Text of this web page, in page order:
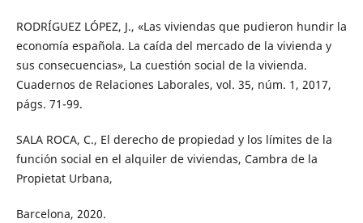
RODRÍGUEZ LÓPEZ, J., «Las viviendas que pudieron hundir la
economía española. La caída del mercado de la vivienda y
sus consecuencias», La cuestión social de la vivienda.
Cuadernos de Relaciones Laborales, vol. 35, núm. 1, 2017,
págs. 71-99.
SALA ROCA, C., El derecho de propiedad y los límites de la
función social en el alquiler de viviendas, Cambra de la
Propietat Urbana,
Barcelona, 2020.